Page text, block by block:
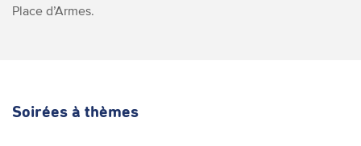
Place d’Armes.
Soirées à thèmes